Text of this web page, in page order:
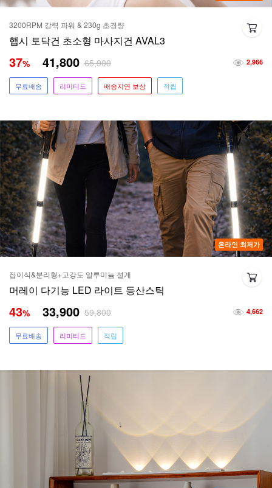
3200RPM 강력 파워 & 230g 초경량
햅시 토닥건 초소형 마사지건 AVAL3
2,966
37% 41,800 65,900
무료배송 리미티드 배송지연 보상 적립
온라인 최저가
접이식&분리형+고강도 알루미늄 설계
머레이 다기능 LED 라이트 등산스틱
4,662
43% 33,900 59,800
무료배송 리미티드 적립